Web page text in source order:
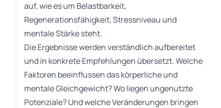
auf, wie es um Belastbarkeit,
Regenerationsfähigkeit, Stressniveau und
mentale Stärke steht.
Die Ergebnisse werden verständlich aufbereitet
und in konkrete Empfehlungen übersetzt. Welche
Faktoren beeinflussen das körperliche und
mentale Gleichgewicht? Wo liegen ungenutzte
Potenziale? Und welche Veränderungen bringen